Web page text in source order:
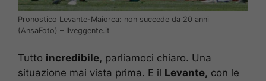
Pronostico Levante-Maiorca: non succede da 20 anni
(AnsaFoto) – Ilveggente.it
Tutto incredibile, parliamoci chiaro. Una
situazione mai vista prima. E il Levante, con le